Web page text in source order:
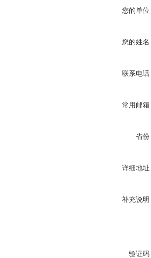
您的单位
您的姓名
联系电话
常用邮箱
省份
详细地址
补充说明
验证码